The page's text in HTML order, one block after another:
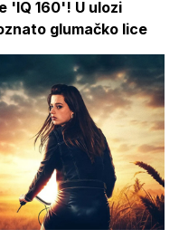
'IQ 160'! U ulozi
glumačko lice